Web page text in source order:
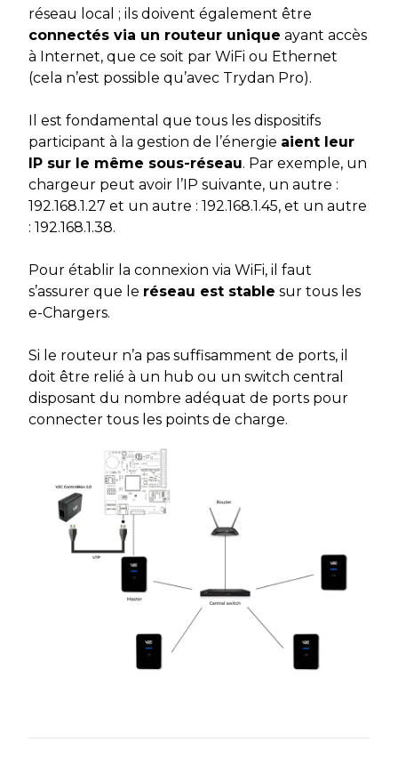
réseau local ; ils doivent également être
connectés via un routeur unique ayant accès
à Internet, que ce soit par WiFi ou Ethernet
(cela n’est possible qu’avec Trydan Pro).
Il est fondamental que tous les dispositifs
participant à la gestion de l’énergie aient leur
IP sur le même sous-réseau. Par exemple, un
chargeur peut avoir l’IP suivante, un autre :
192.168.1.27 et un autre : 192.168.1.45, et un autre
: 192.168.1.38.
Pour établir la connexion via WiFi, il faut
s’assurer que le réseau est stable sur tous les
e-Chargers.
Si le routeur n’a pas suffisamment de ports, il
doit être relié à un hub ou un switch central
disposant du nombre adéquat de ports pour
connecter tous les points de charge.